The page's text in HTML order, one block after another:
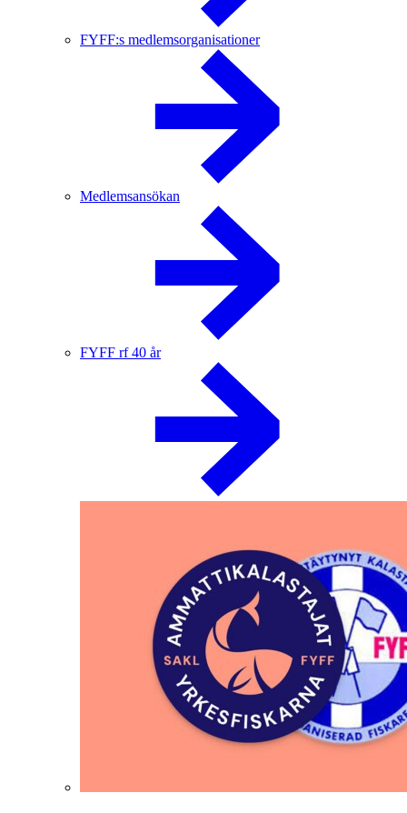
FYFF:s medlemsorganisationer
Medlemsansökan
FYFF rf 40 år